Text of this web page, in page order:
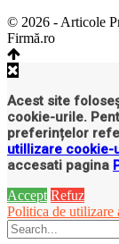
© 2026 - Articole
Firmă.ro
Acest site
cookie-urile.
preferințelor
utillizare cookie-
accesati pagina
Accept Refuz
Politica de